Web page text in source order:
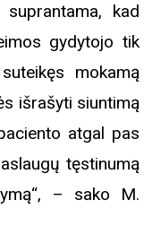
kad
gydytojo tik
mokamą
išrašyti siuntimą
atgal pas
tęstinumą
– sako M.